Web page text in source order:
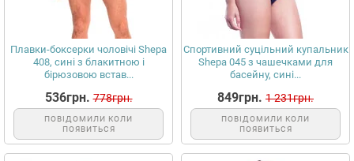
Плавки-боксерки чоловічі Shepa
408, сині з блакитною і
бірюзовою встав...
536грн. 778грн.
ПОВІДОМИЛИ КОЛИ
ПОЯВИТЬСЯ
Спортивний суцільний купальник
Shepa 045 з чашечками для
басейну, сині...
849грн. 1 231грн.
ПОВІДОМИЛИ КОЛИ
ПОЯВИТЬСЯ